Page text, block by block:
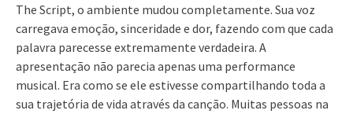
The Script, o ambiente mudou completamente. Sua voz
carregava emoção, sinceridade e dor, fazendo com que cada
palavra parecesse extremamente verdadeira. A
apresentação não parecia apenas uma performance
musical. Era como se ele estivesse compartilhando toda a
sua trajetória de vida através da canção. Muitas pessoas na